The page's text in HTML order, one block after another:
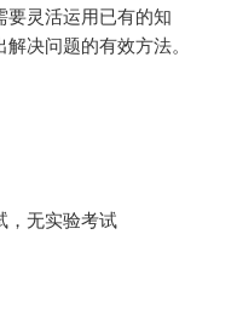
要灵活运用已有的知
决问题的有效方法。
，无实验考试